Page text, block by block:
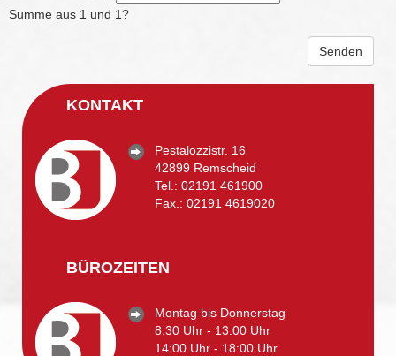
Summe aus 1 und 1?
Senden
KONTAKT
Pestalozzistr. 16
42899 Remscheid
Tel.: 02191 461900
Fax.: 02191 4619020
BÜROZEITEN
Montag bis Donnerstag
8:30 Uhr - 13:00 Uhr
14:00 Uhr - 18:00 Uhr